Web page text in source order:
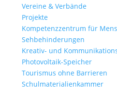
Vereine & Verbände
Projekte
Kompetenzzentrum für
Sehbehinderungen
Kreativ- und
Photovoltaik-Speicher
Tourismus ohne Barrieren
Schulmaterialienkammer